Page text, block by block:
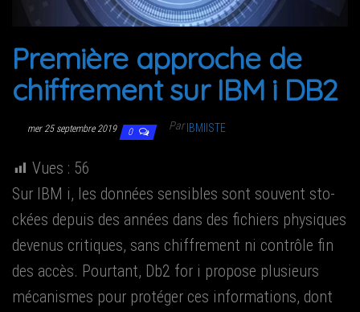
g
o
n
Pre­mière approche de
chif­fre­ment sur IBM i DB2
mer 25 septembre 2019 0 Par IBMIISTE
Vues : 56
Sur IBM i, les don­nées sen­sibles sont sou­vent sto­
ckées depuis des années dans des fichiers phy­siques
deve­nus cri­tiques, sans chif­fre­ment ni contrôle fin
des accès. Pour­tant, Db2 for i pro­pose plu­sieurs
méca­nismes pour pro­té­ger ces infor­ma­tions, dont